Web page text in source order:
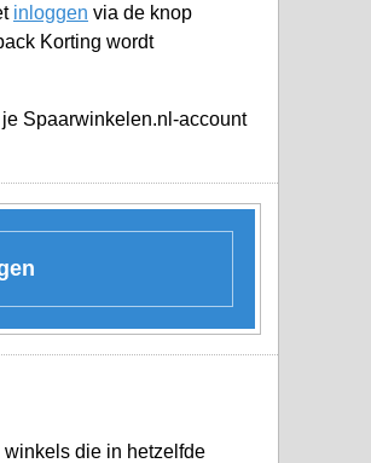
inloggen via de knop
Korting wordt
Spaarwinkelen.nl-account
die in hetzelfde